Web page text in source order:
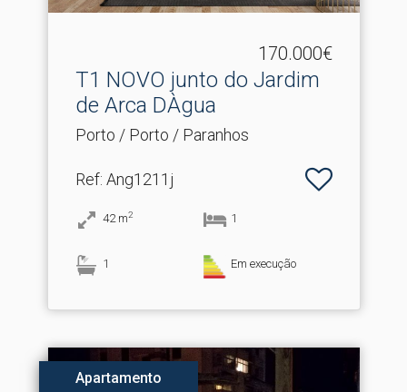
170.000€
T1 NOVO junto do Jardim
de Arca DÀgua
Porto / Porto / Paranhos
Ref: Ang1211j
42 m2 1
1 Em execução
Apartamento